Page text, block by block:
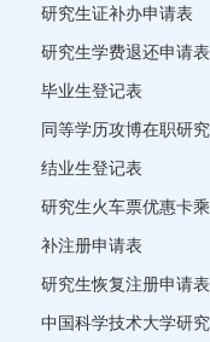
研究生证补办申请表
研究生学费退还申请表
毕业生登记表
结业生登记表
补注册申请表
研究生恢复注册申请表